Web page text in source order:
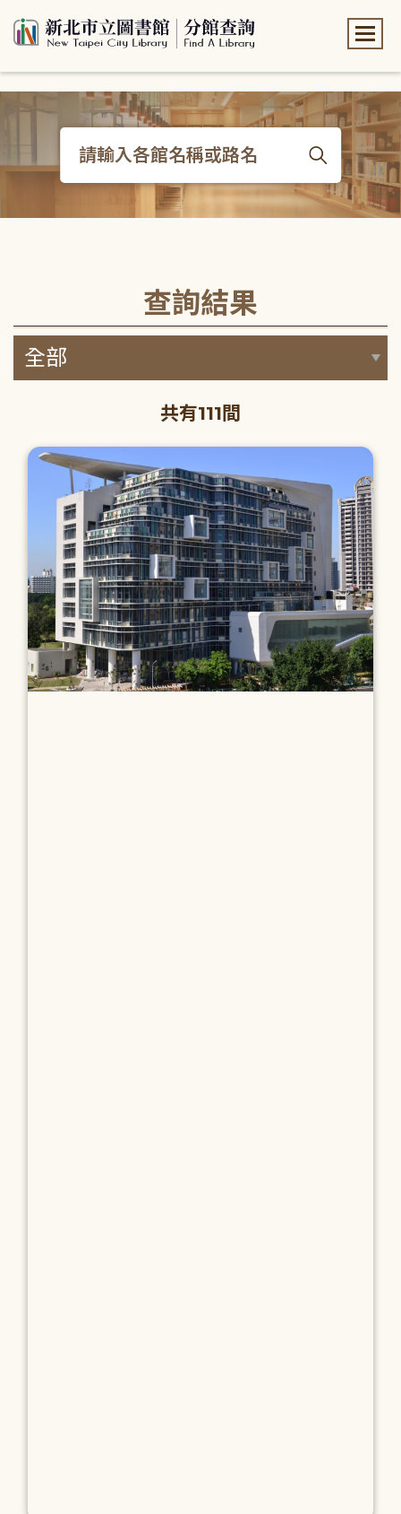
查詢結果
共有111間